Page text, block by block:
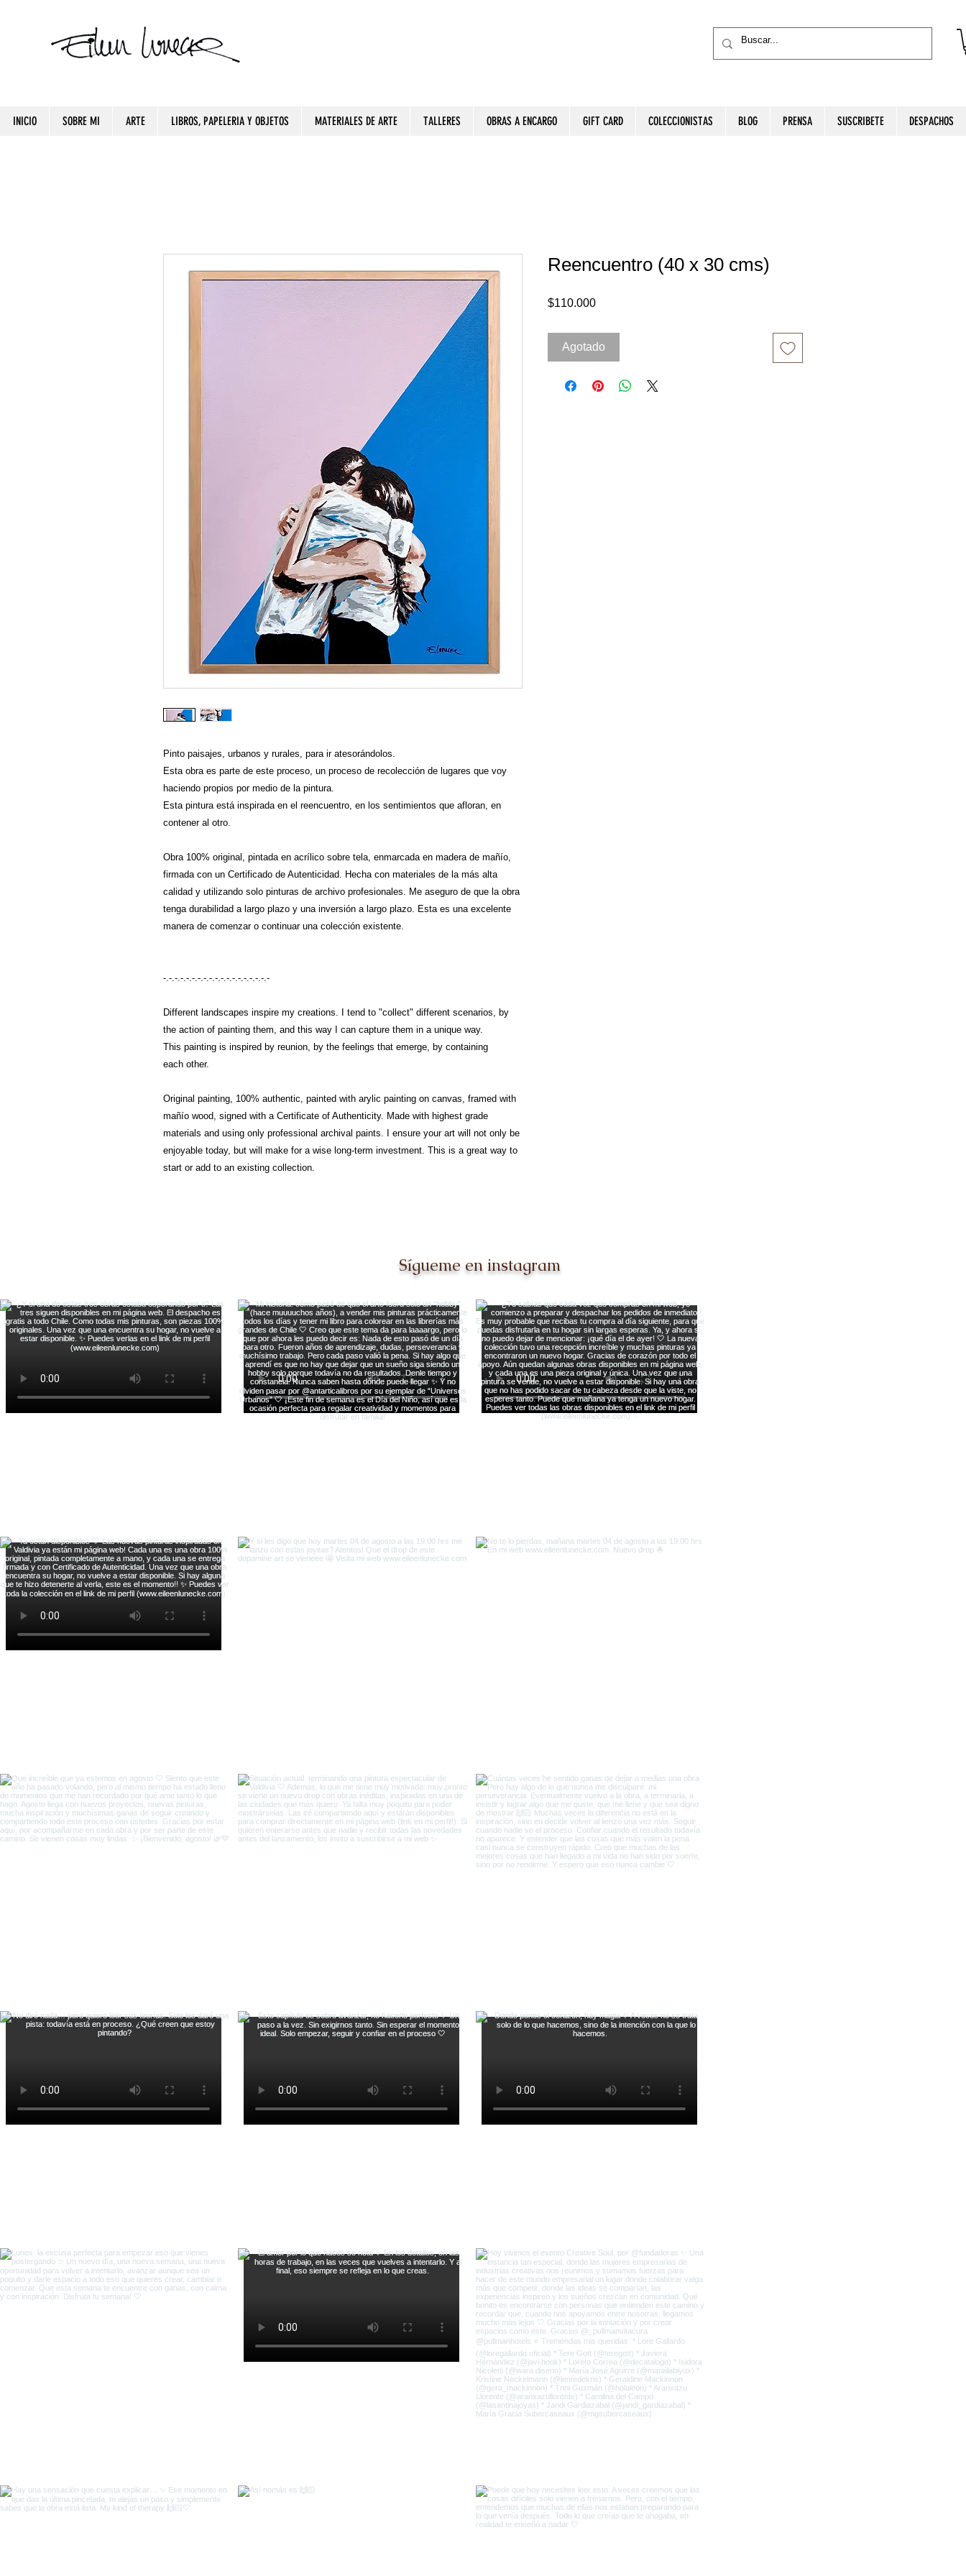
INICIO SOBRE MI ARTE LIBROS, PAPELERIA Y OBJETOS MATERIALES DE ARTE TALLERES OBRAS A ENCARGO GIFT CARD COLECCIONISTAS BLOG PRENSA SUSCRIBETE DESPACHOS
Pinto paisajes, urbanos y rurales, para ir atesorándolos.
Esta obra es parte de este proceso, un proceso de recolección de lugares que voy
haciendo propios por medio de la pintura.
Esta pintura está inspirada en el reencuentro, en los sentimientos que afloran, en
contener al otro.
Obra 100% original, pintada en acrílico sobre tela, enmarcada en madera de mañío,
firmada con un Certificado de Autenticidad. Hecha con materiales de la más alta
calidad y utilizando solo pinturas de archivo profesionales. Me aseguro de que la obra
tenga durabilidad a largo plazo y una inversión a largo plazo. Esta es una excelente
manera de comenzar o continuar una colección existente.
-.-.-.-.-.-.-.-.-.-.-.-.-.-.-.-.-.-.-
Different landscapes inspire my creations. I tend to "collect" different scenarios, by
the action of painting them, and this way I can capture them in a unique way.
This painting is inspired by reunion, by the feelings that emerge, by containing
each other.
Original painting, 100% authentic, painted with arylic painting on canvas, framed with
mañío wood, signed with a Certificate of Authenticity. Made with highest grade
materials and using only professional archival paints. I ensure your art will not only be
enjoyable today, but will make for a wise long-term investment. This is a great way to
start or add to an existing collection.
Reencuentro (40 x 30 cms)
$110.000Precio
Agotado
Sígueme en instagram